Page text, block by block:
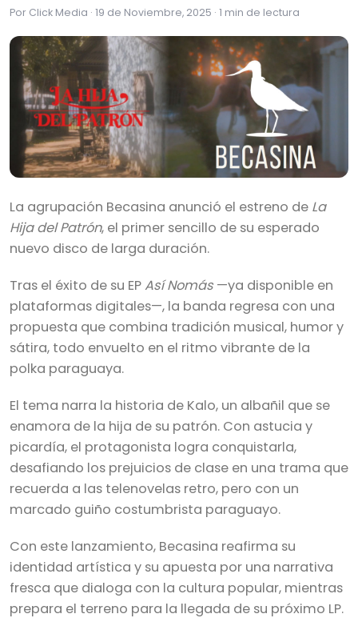
Por Click Media · 19 de Noviembre, 2025 · 1 min de lectura
La agrupación Becasina anunció el estreno de La
Hija del Patrón, el primer sencillo de su esperado
nuevo disco de larga duración.
Tras el éxito de su EPAsí Nomás —ya disponible en
plataformas digitales—, la banda regresa con una
propuesta que combina tradición musical, humor y
sátira, todo envuelto en el ritmo vibrante de la
polka paraguaya.
El tema narra la historia de Kalo, un albañil que se
enamora de la hija de su patrón. Con astucia y
picardía, el protagonista logra conquistarla,
desafiando los prejuicios de clase en una trama que
recuerda a las telenovelas retro, pero con un
marcado guiño costumbrista paraguayo.
Con este lanzamiento, Becasina reafirma su
identidad artística y su apuesta por una narrativa
fresca que dialoga con la cultura popular, mientras
prepara el terreno para la llegada de su próximo LP.